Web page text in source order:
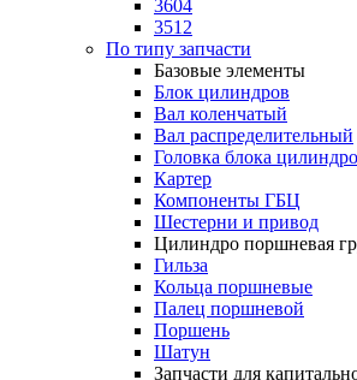
3604
3512
По типу запчасти
Базовые элементы
Блок цилиндров
Вал коленчатый
Вал распределительный
Головка блока
Картер
Компоненты ГБЦ
Шестерни и привод
Цилиндро поршневая
Гильза
Кольца поршневые
Палец поршневой
Поршень
Шатун
Запчасти для